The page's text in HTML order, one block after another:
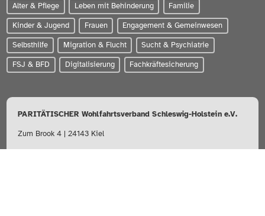
Alter & Pflege Leben mit Behinderung Familie
Kinder & Jugend Frauen Engagement & Gemeinwesen
Selbsthilfe Migration & Flucht Sucht & Psychiatrie
FSJ & BFD Digitalisierung Fachkräftesicherung
PARITÄTISCHER Wohlfahrtsverband Schleswig-Holstein e.V.
Zum Brook 4 | 24143 Kiel